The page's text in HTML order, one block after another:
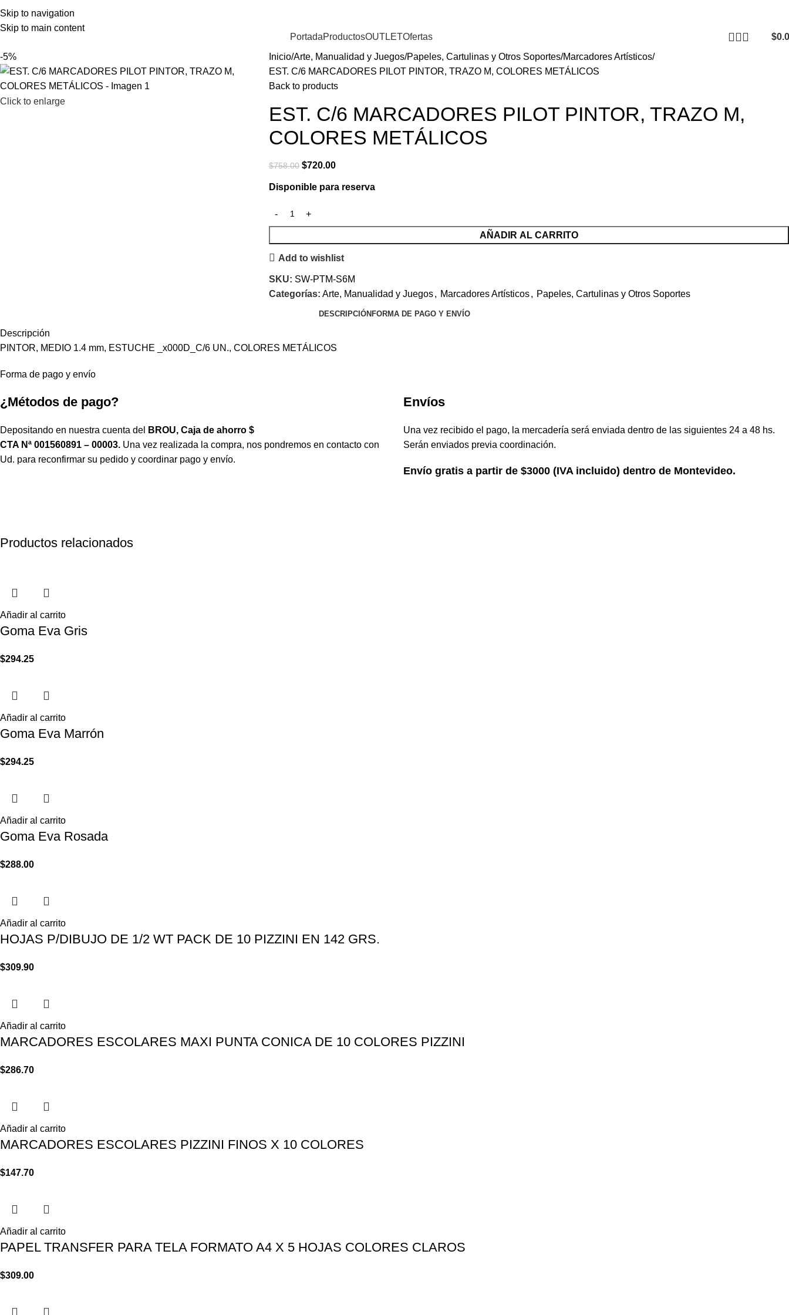
Skip to navigation
Skip to main content
AL 2200 1903 – 2203 67 61
PortadaProductosOUTLETOfertas $
-5%
Click to enlarge
Inicio Arte, Manualidad y Juegos Papeles, Cartulinas y Otros Soportes Marcadores Artísticos
EST. C/6 MARCADORES PILOT PINTOR, TRAZO M, COLORES METÁLICOS
Back to products
EST. C/6 MARCADORES PILOT PINTOR, TRAZO M,
COLORES METÁLICOS
$758.00 $720.00
Disponible para reserva
AÑADIR AL CARRITO
Add to wishlist
SKU: SW-PTM-S6M
Categorías: Arte, Manualidad y Juegos, Marcadores Artísticos, Papeles, Cartulinas y Otros Soportes
DESCRIPCIÓNFORMA DE PAGO Y ENVÍO
Descripción
PINTOR, MEDIO 1.4 mm, ESTUCHE _x000D_C/6 UN., COLORES METÁLICOS
Forma de pago y envío
¿Métodos de pago?
Depositando en nuestra cuenta del
BROU, Caja de ahorro $
CTA Nª 001560891 – 00003. Una vez realizada la compra, nos pondremos en contacto con
Ud. para reconfirmar su pedido y coordinar pago y envío.
Envíos
Una vez recibido el pago, la mercadería será enviada dentro de las siguientes 24 a 48 hs.
Serán enviados previa coordinación.
Envío gratis a partir de $3000 (IVA incluido) dentro de Montevideo.
Productos relacionados
Añadir al carrito
Goma Eva Gris
$294.25
Añadir al carrito
Goma Eva Marrón
$294.25
Añadir al carrito
Goma Eva Rosada
$288.00
Añadir al carrito
HOJAS P/DIBUJO DE 1/2 WT PACK DE 10 PIZZINI EN 142 GRS.
$309.90
Añadir al carrito
MARCADORES ESCOLARES MAXI PUNTA CONICA DE 10 COLORES PIZZINI
$286.70
Añadir al carrito
MARCADORES ESCOLARES PIZZINI FINOS X 10 COLORES
$147.70
Añadir al carrito
PAPEL TRANSFER PARA TELA FORMATO A4 X 5 HOJAS COLORES CLAROS
$309.00